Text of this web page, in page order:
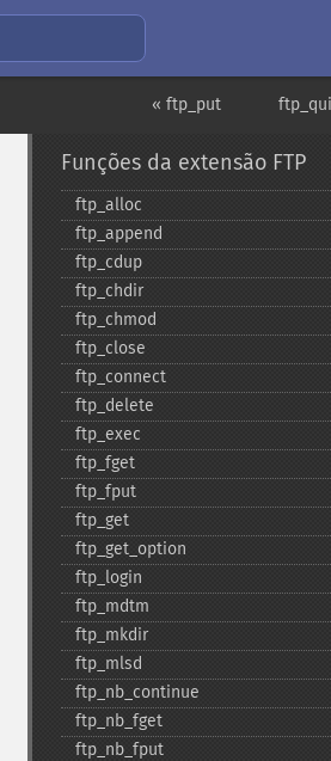
« ftp_put
Funções da extensão FTP
ftp_​alloc
ftp_​append
ftp_​cdup
ftp_​chdir
ftp_​chmod
ftp_​close
ftp_​connect
ftp_​delete
ftp_​exec
ftp_​fget
ftp_​fput
ftp_​get
ftp_​get_​option
ftp_​login
ftp_​mdtm
ftp_​mkdir
ftp_​mlsd
ftp_​nb_​continue
ftp_​nb_​fget
ftp_​nb_​fput